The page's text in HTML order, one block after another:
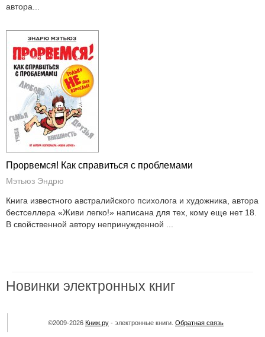
автора...
Прорвемся! Как справиться с проблемами
Мэтьюз Эндрю
Книга известного австралийского психолога и художника, автора
бестселлера «Живи легко!» написана для тех, кому еще нет 18.
В свойственной автору непринужденной ...
Новинки электронных книг
©2009-2026 Книж.ру - электронные книги. Обратная связь